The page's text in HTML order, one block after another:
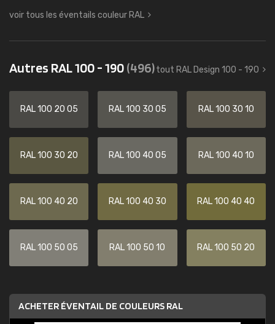
voir tous les éventails couleur RAL
Autres RAL 100 - 190(496)tout RAL Design 100 - 190
RAL 100 20 05 RAL 100 30 05 RAL 100 30 10
RAL 100 30 20 RAL 100 40 05 RAL 100 40 10
RAL 100 40 20 RAL 100 40 30 RAL 100 40 40
RAL 100 50 05 RAL 100 50 10 RAL 100 50 20
ACHETER ÉVENTAIL DE COULEURS RAL